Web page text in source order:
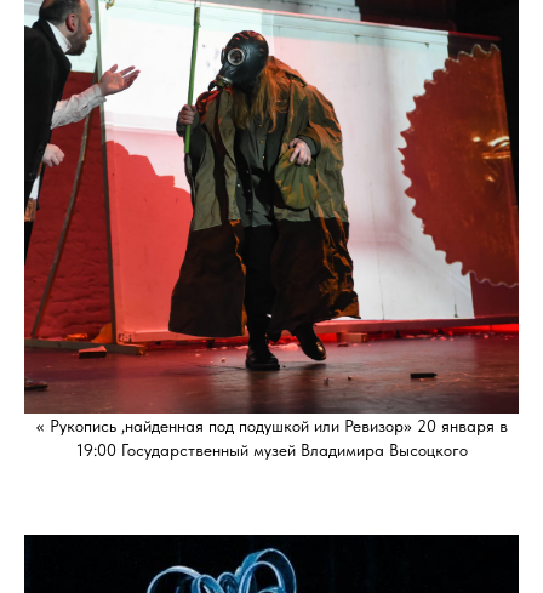
« Рукопись ,найденная под подушкой или Ревизор» 20 января в
19:00 Государственный музей Владимира Высоцкого